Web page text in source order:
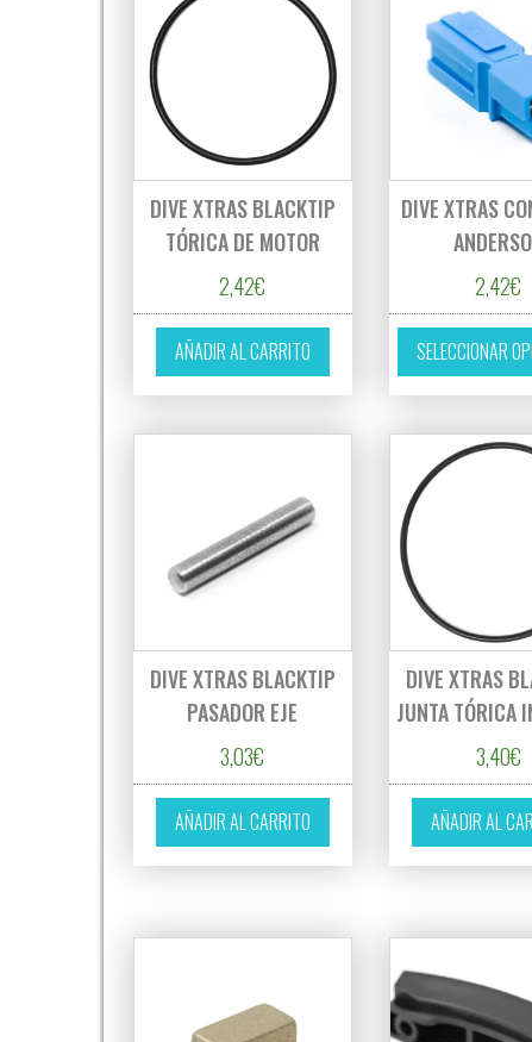
DIVE XTRAS BLACKTIP
TÓRICA DE MOTOR
2,42€
AÑADIR AL CARRITO
DIVE XTRAS
2,42€
SELECCIONAR
DIVE XTRAS BLACKTIP
PASADOR EJE
3,03€
AÑADIR AL CARRITO
DIVE XTRAS
JUNTA TÓRICA
3,40€
AÑADIR AL